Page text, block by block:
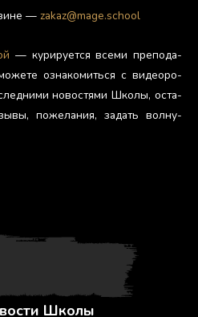
— zakaz@mage.school
— ку­риру­ет­ся все­ми пре­пода­
оз­на­комить­ся с ви­де­оро­
но­вос­тя­ми Шко­лы, ос­та­
по­жела­ния, за­дать вол­ну­
Школы